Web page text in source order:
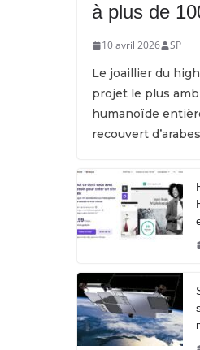
à plus de
10 avril 2026 SP
Le joaillier du
projet le plus
humanoïde
recouvert